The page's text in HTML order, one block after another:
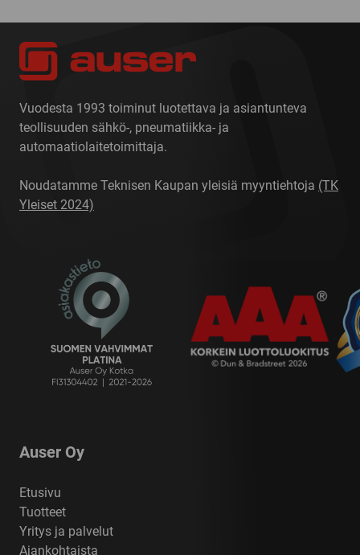
Vuodesta 1993 toiminut luotettava ja asiantunteva
teollisuuden sähkö-, pneumatiikka- ja
automaatiolaitetoimittaja.
Noudatamme Teknisen Kaupan yleisiä myyntiehtoja (TK
Yleiset 2024)
Auser Oy
Etusivu
Tuotteet
Yritys ja palvelut
Ajankohtaista